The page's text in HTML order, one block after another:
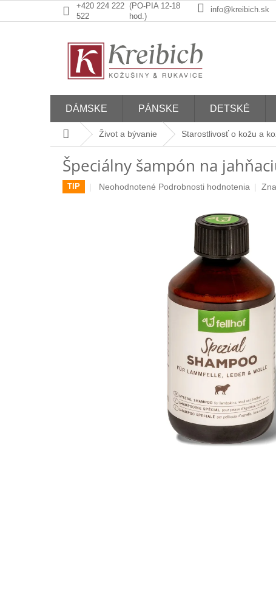
+420 224 222
522
(PO-PIA 12-18
hod.)
info@kreibich.sk
DÁMSKE PÁNSKE DETSKÉ
DomovŽivot a bývanie Starostlivosť o kožu a
Špeciálny šampón na
TIP
Priemerné
Neohodnotené Podrobnosti hodnotenia